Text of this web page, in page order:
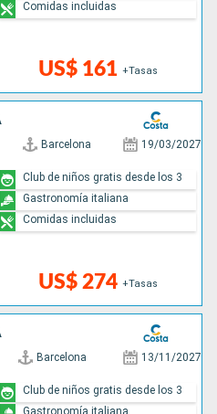
US$ 161 +Tasas
Comidas incluidas
Barcelona 19/03/2027
US$ 274 +Tasas
Club de niños gratis desde los 3
Gastronomía italiana
Comidas incluidas
Barcelona 13/11/2027
Club de niños gratis desde los 3
Gastronomía italiana